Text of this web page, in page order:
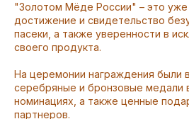
"Золотом Мёде России" – это
достижение и свидетельство
пасеки, а также уверенности в
своего продукта.
На церемонии награждения были
серебряные и бронзовые медали
номинациях, а также ценные
партнеров.